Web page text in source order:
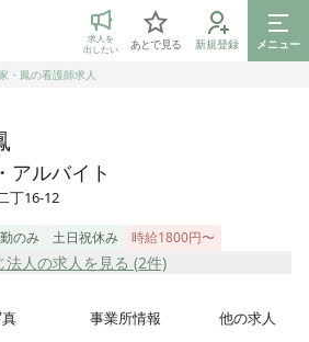
職マッチング
求人を
出したい
あとで見る 新規登録
メニュー
・鳳の看護師求人
アルバイト
丁16-12
のみ 土日祝休み 時給1800円〜
人の求人を見る (2件)
事業所情報 他の求人